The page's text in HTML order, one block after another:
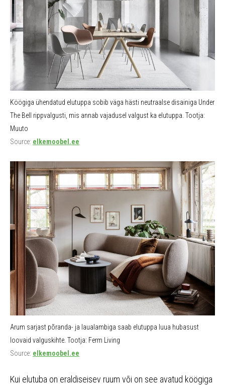
Köögiga ühendatud elutuppa sobib väga hästi neutraalse disainiga Under
The Bell rippvalgusti, mis annab vajadusel valgust ka elutuppa. Tootja:
Muuto
Source: elkemoobel.ee
Arum sarjast põranda- ja laualambiga saab elutuppa luua hubasust
loovaid valguskihte. Tootja: Ferm Living
Source: elkemoobel.ee
Kui elutuba on eraldiseisev ruum või on see avatud köögiga